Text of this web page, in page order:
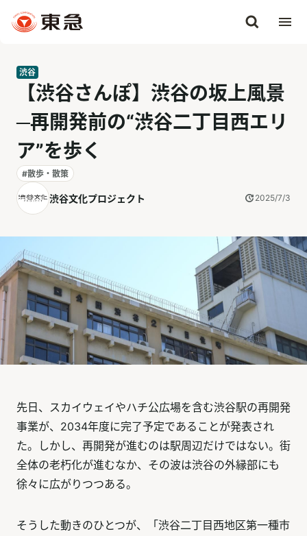
渋谷
【渋谷さんぽ】渋谷の坂上風景
─再開発前の“渋谷二丁目西エリ
ア”を歩く
#散歩・散策
渋谷文化プロジェクト 2025/7/3
先日、スカイウェイやハチ公広場を含む渋谷駅の再開発
事業が、2034年度に完了予定であることが発表され
た。しかし、再開発が進むのは駅周辺だけではない。街
全体の老朽化が進むなか、その波は渋谷の外縁部にも
徐々に広がりつつある。
そうした動きのひとつが、「渋谷二丁目西地区第一種市